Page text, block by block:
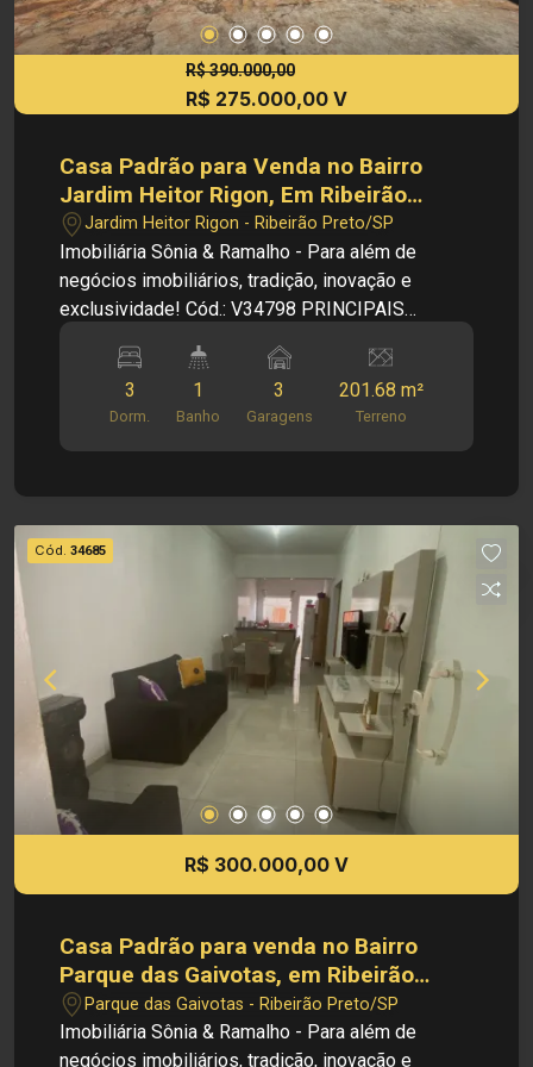
Venda: R$ 310.000,00 Investimento de IPTU: R$
54,53 Investimento de Condomínio: R$ 364,00
direito de alterar qualquer informação referente
imóveis, sem aviso prévio.
R$ 390.000,00
R$ 275.000,00 V
Casa Padrão para Venda no Bairro
Jardim Heitor Rigon, Em Ribeirão
Preto/SP
Jardim Heitor Rigon - Ribeirão Preto/SP
Imobiliária Sônia & Ramalho - Para além de
negócios imobiliários, tradição, inovação e
exclusividade! Cód.: V34798 PRINCIPAIS
Quartos - 01 Banheiro Social - Cozinha -
Lavanderia - Garagem Com Três 03 Vagas
DIMENSÕES: - 201,68m² de Área de Terreno -
114,19m² de Área Útil INFORMAÇÕES BÔNUS: -
direito de alterar qualquer informação referente
aos valores, dados e disponibilidade de seus
imóveis, sem aviso prévio.
3
Dorm.
1
Banho
3
Garagens
201.68 m²
Terreno
Cód. 34685
R$ 300.000,00 V
Casa Padrão para venda no Bairro
Parque das Gaivotas, em Ribeirão
Preto
Parque das Gaivotas - Ribeirão Preto/SP
Imobiliária Sônia & Ramalho - Para além de
negócios imobiliários, tradição, inovação e